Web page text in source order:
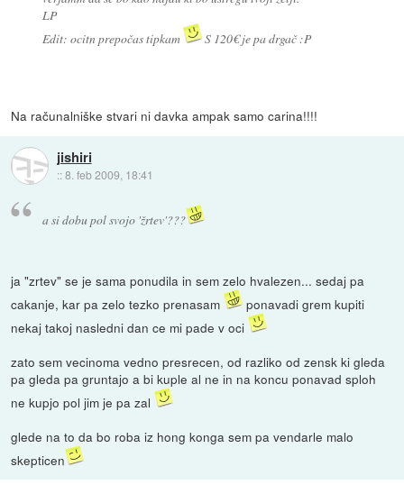
LP
Edit: ocitn prepočas tipkam
S 120€ je pa drgač :P
Na računalniške stvari ni davka ampak samo carina!!!!
jishiri
::8. feb 2009, 18:41
a si dobu pol svojo 'žrtev'???
ja "zrtev" se je sama ponudila in sem zelo hvalezen... sedaj pa
cakanje, kar pa zelo tezko prenasam
ponavadi grem kupiti
nekaj takoj nasledni dan ce mi pade v oci
zato sem vecinoma vedno presrecen, od razliko od zensk ki gleda
pa gleda pa gruntajo a bi kuple al ne in na koncu ponavad sploh
ne kupjo pol jim je pa zal
glede na to da bo roba iz hong konga sem pa vendarle malo
skepticen